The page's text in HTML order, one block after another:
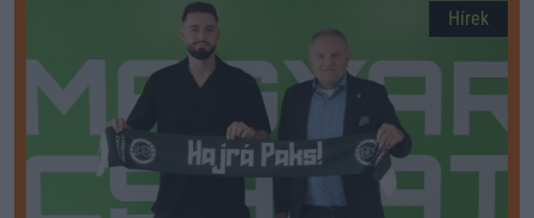
Hírek